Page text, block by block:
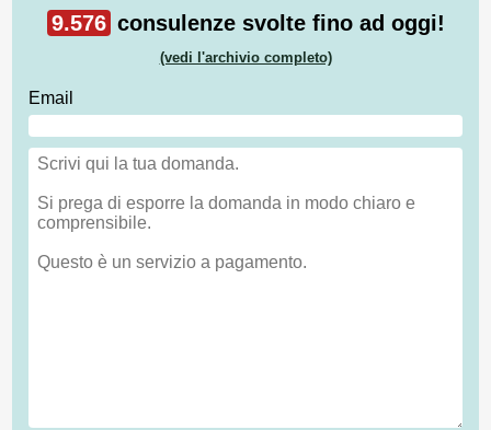
9.576 consulenze svolte fino ad oggi!
(vedi l'archivio completo)
Email